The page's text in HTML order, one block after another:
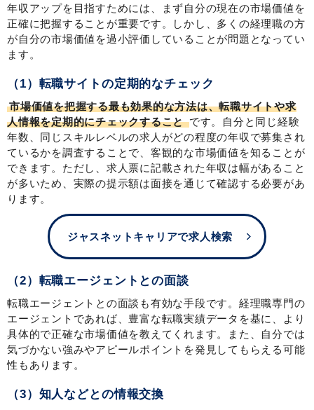
年収アップを目指すためには、まず自分の現在の市場価値を
正確に把握することが重要です。しかし、多くの経理職の方
が自分の市場価値を過小評価していることが問題となってい
ます。
（1）転職サイトの定期的なチェック
市場価値を把握する最も効果的な方法は、転職サイトや求
人情報を定期的にチェックすることです。自分と同じ経験
年数、同じスキルレベルの求人がどの程度の年収で募集され
ているかを調査することで、客観的な市場価値を知ることが
できます。ただし、求人票に記載された年収は幅があること
が多いため、実際の提示額は面接を通じて確認する必要があ
ります。
ジャスネットキャリアで求人検索
（2）転職エージェントとの面談
転職エージェントとの面談も有効な手段です。経理職専門の
エージェントであれば、豊富な転職実績データを基に、より
具体的で正確な市場価値を教えてくれます。また、自分では
気づかない強みやアピールポイントを発見してもらえる可能
性もあります。
（3）知人などとの情報交換